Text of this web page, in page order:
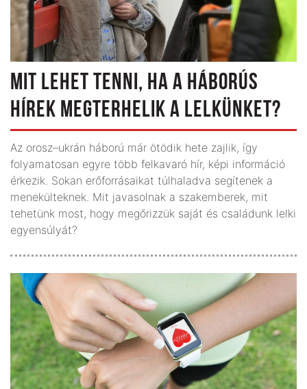
MIT LEHET TENNI, HA A HÁBORÚS
HÍREK MEGTERHELIK A LELKÜNKET?
Az orosz–ukrán háború már ötödik hete zajlik, így
folyamatosan egyre több felkavaró hír, képi információ
érkezik. Sokan erőforrásaikat túlhaladva segítenek a
menekülteknek. Mit javasolnak a szakemberek, mit
tehetünk most, hogy megőrizzük saját és családunk lelki
egyensúlyát?